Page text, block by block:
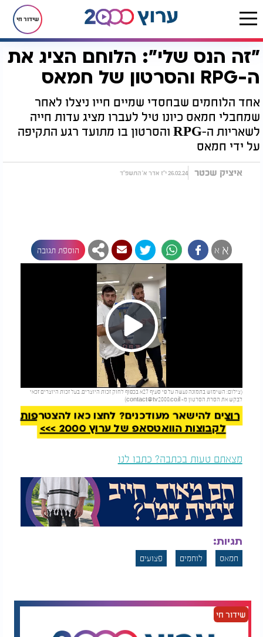
שידור חי
דף הבית רץ בוואטסאפ "זה הנס שלי": הלוחם הציג את ה-RPG והסרטון של חמאס
"זה הנס שלי": הלוחם הציג את
ה-RPG והסרטון של חמאס
אחד הלוחמים שבחסדי שמיים חייו ניצלו לאחר
שמחבלי חמאס כיונו טיל לעברו מציג עדות חייה
לשאריות ה-RPG והסרטון בו מתועד רגע התקיפה
על ידי חמאס
איציק שכטר 26.02.24 י"ז אדר א' התשפ"ד
א א הוספת תגובה
Play
Video
(צילום: השימוש בתמונה נעשה על פי סעיף 27א בכפוף לחוק זכות היוצרים. בעל זכות היוצרים זכאי
לבקש את הסרת הסרטון מ- contact@tv2000.co.il
)
להמשך קריאה
רוצים להישאר מעודכנים? לחצו כאן להצטרפות
לקבוצות הוואטסאפ של ערוץ 2000 >>>
מצאתם טעות בכתבה? כתבו לנו
תגיות:
חמאס לוחמים פצועים
שידור חי